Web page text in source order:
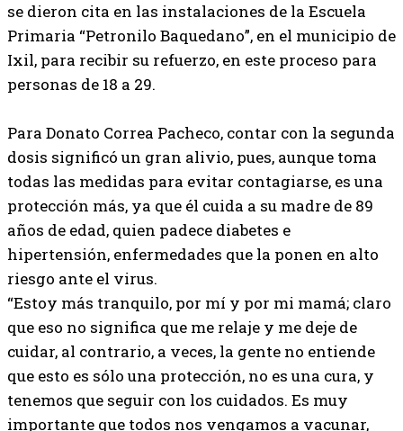
se dieron cita en las instalaciones de la Escuela
Primaria “Petronilo Baquedano”, en el municipio de
Ixil, para recibir su refuerzo, en este proceso para
personas de 18 a 29.
Para Donato Correa Pacheco, contar con la segunda
dosis significó un gran alivio, pues, aunque toma
todas las medidas para evitar contagiarse, es una
protección más, ya que él cuida a su madre de 89
años de edad, quien padece diabetes e
hipertensión, enfermedades que la ponen en alto
riesgo ante el virus.
“Estoy más tranquilo, por mí y por mi mamá; claro
que eso no significa que me relaje y me deje de
cuidar, al contrario, a veces, la gente no entiende
que esto es sólo una protección, no es una cura, y
tenemos que seguir con los cuidados. Es muy
importante que todos nos vengamos a vacunar,